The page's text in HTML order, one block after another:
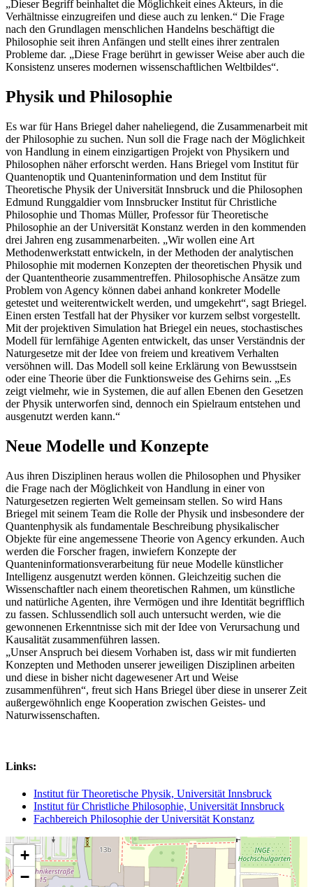
„Dieser Begriff beinhaltet die Möglichkeit eines Akteurs, in die
Verhältnisse einzugreifen und diese auch zu lenken.“ Die Frage
nach den Grundlagen menschlichen Handelns beschäftigt die
Philosophie seit ihren Anfängen und stellt eines ihrer zentralen
Probleme dar. „Diese Frage berührt in gewisser Weise aber auch die
Konsistenz unseres modernen wissenschaftlichen Weltbildes“.
Physik und Philosophie
Es war für Hans Briegel daher naheliegend, die Zusammenarbeit mit
der Philosophie zu suchen. Nun soll die Frage nach der Möglichkeit
von Handlung in einem einzigartigen Projekt von Physikern und
Philosophen näher erforscht werden. Hans Briegel vom Institut für
Quantenoptik und Quanteninformation und dem Institut für
Theoretische Physik der Universität Innsbruck und die Philosophen
Edmund Runggaldier vom Innsbrucker Institut für Christliche
Philosophie und Thomas Müller, Professor für Theoretische
Philosophie an der Universität Konstanz werden in den kommenden
drei Jahren eng zusammenarbeiten. „Wir wollen eine Art
Methodenwerkstatt entwickeln, in der Methoden der analytischen
Philosophie mit modernen Konzepten der theoretischen Physik und
der Quantentheorie zusammentreffen. Philosophische Ansätze zum
Problem von Agency können dabei anhand konkreter Modelle
getestet und weiterentwickelt werden, und umgekehrt“, sagt Briegel.
Einen ersten Testfall hat der Physiker vor kurzem selbst vorgestellt.
Mit der projektiven Simulation hat Briegel ein neues, stochastisches
Modell für lernfähige Agenten entwickelt, das unser Verständnis der
Naturgesetze mit der Idee von freiem und kreativem Verhalten
versöhnen will. Das Modell soll keine Erklärung von Bewusstsein
oder eine Theorie über die Funktionsweise des Gehirns sein. „Es
zeigt vielmehr, wie in Systemen, die auf allen Ebenen den Gesetzen
der Physik unterworfen sind, dennoch ein Spielraum entstehen und
ausgenutzt werden kann.“
Neue Modelle und Konzepte
Aus ihren Disziplinen heraus wollen die Philosophen und Physiker
die Frage nach der Möglichkeit von Handlung in einer von
Naturgesetzen regierten Welt gemeinsam stellen. So wird Hans
Briegel mit seinem Team die Rolle der Physik und insbesondere der
Quantenphysik als fundamentale Beschreibung physikalischer
Objekte für eine angemessene Theorie von Agency erkunden. Auch
werden die Forscher fragen, inwiefern Konzepte der
Quanteninformationsverarbeitung für neue Modelle künstlicher
Intelligenz ausgenutzt werden können. Gleichzeitig suchen die
Wissenschaftler nach einem theoretischen Rahmen, um künstliche
und natürliche Agenten, ihre Vermögen und ihre Identität begrifflich
zu fassen. Schlussendlich soll auch untersucht werden, wie die
gewonnenen Erkenntnisse sich mit der Idee von Verursachung und
Kausalität zusammenführen lassen.
„Unser Anspruch bei diesem Vorhaben ist, dass wir mit fundierten
Konzepten und Methoden unserer jeweiligen Disziplinen arbeiten
und diese in bisher nicht dagewesener Art und Weise
zusammenführen“, freut sich Hans Briegel über diese in unserer Zeit
außergewöhnlich enge Kooperation zwischen Geistes- und
Naturwissenschaften.
Links:
Institut für Theoretische Physik, Universität Innsbruck
Institut für Christliche Philosophie, Universität Innsbruck
Fachbereich Philosophie der Universität Konstanz
+
−